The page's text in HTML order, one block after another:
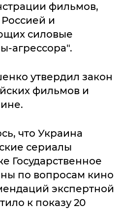
фильмов,
и
силовые
агрессора".
утвердил закон
фильмов и
что Украина
сериалы
Государственное
по вопросам кино
экспертной
к показу 20